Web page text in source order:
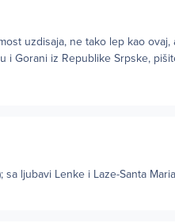
uzdisaja, ne tako lep kao ovaj,
i Gorani iz Republike Srpske,
sa ljubavi Lenke i Laze-Santa